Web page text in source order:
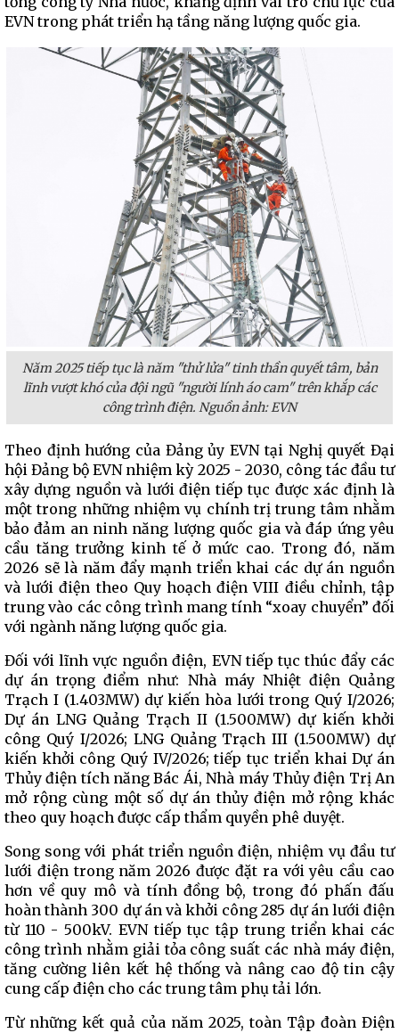
EVN trong phát triển hạ tầng năng lượng quốc gia.
Năm 2025 tiếp tục là năm "thử lửa" tinh thần quyết tâm, bản
lĩnh vượt khó của đội ngũ "người lính áo cam" trên khắp các
công trình điện. Nguồn ảnh: EVN
Theo định hướng của Đảng ủy EVN tại Nghị quyết Đại
hội Đảng bộ EVN nhiệm kỳ 2025 - 2030, công tác đầu tư
xây dựng nguồn và lưới điện tiếp tục được xác định là
một trong những nhiệm vụ chính trị trung tâm nhằm
bảo đảm an ninh năng lượng quốc gia và đáp ứng yêu
cầu tăng trưởng kinh tế ở mức cao. Trong đó, năm
2026 sẽ là năm đẩy mạnh triển khai các dự án nguồn
và lưới điện theo Quy hoạch điện VIII điều chỉnh, tập
trung vào các công trình mang tính “xoay chuyển” đối
với ngành năng lượng quốc gia.
Đối với lĩnh vực nguồn điện, EVN tiếp tục thúc đẩy các
dự án trọng điểm như: Nhà máy Nhiệt điện Quảng
Trạch I (1.403MW) dự kiến hòa lưới trong Quý I/2026;
Dự án LNG Quảng Trạch II (1.500MW) dự kiến khởi
công Quý I/2026; LNG Quảng Trạch III (1.500MW) dự
kiến khởi công Quý IV/2026; tiếp tục triển khai Dự án
Thủy điện tích năng Bác Ái, Nhà máy Thủy điện Trị An
mở rộng cùng một số dự án thủy điện mở rộng khác
theo quy hoạch được cấp thẩm quyền phê duyệt.
Song song với phát triển nguồn điện, nhiệm vụ đầu tư
lưới điện trong năm 2026 được đặt ra với yêu cầu cao
hơn về quy mô và tính đồng bộ, trong đó phấn đấu
hoàn thành 300 dự án và khởi công 285 dự án lưới điện
từ 110 - 500kV. EVN tiếp tục tập trung triển khai các
công trình nhằm giải tỏa công suất các nhà máy điện,
tăng cường liên kết hệ thống và nâng cao độ tin cậy
cung cấp điện cho các trung tâm phụ tải lớn.
Từ những kết quả của năm 2025, toàn Tập đoàn Điện